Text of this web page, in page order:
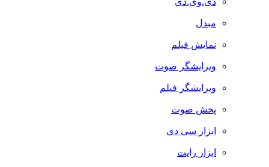
مبدل
نمایش فیلم
ویرایشگر صوت
ویرایشگر فیلم
پخش صوت
ابزار سی دی
ابزار رایت